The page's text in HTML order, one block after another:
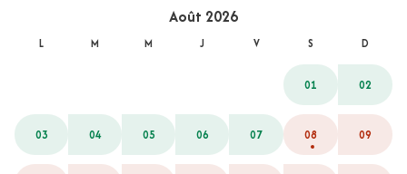
Août 2026
L M M J V S D
01 02
03 04 05 06 07 08 09